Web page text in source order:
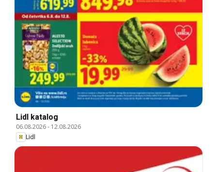
Lidl katalog
06.08.2026- 12.08.2026
Lidl